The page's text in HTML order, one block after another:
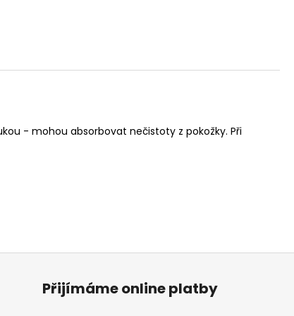
- mohou absorbovat nečistoty z pokožky. Při
Přijímáme online platby